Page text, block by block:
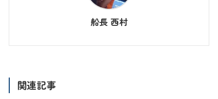
船長 西村
関連記事